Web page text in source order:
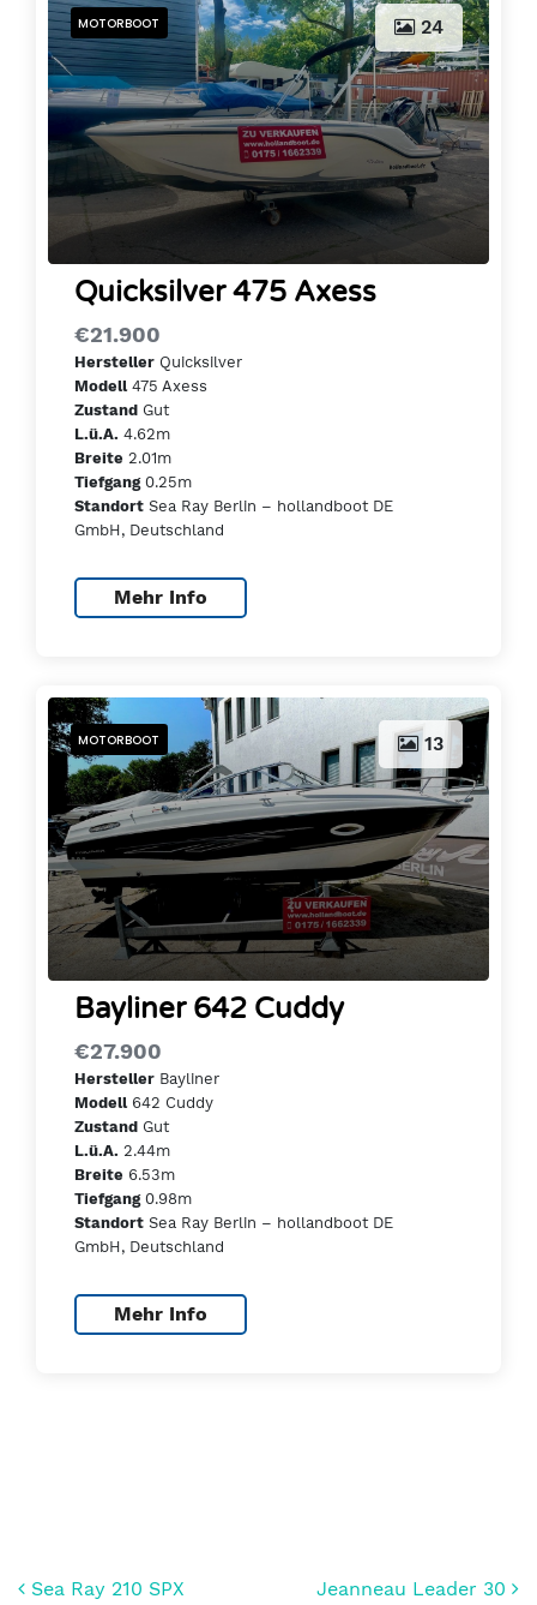
24
MOTORBOOT
Quicksilver 475 Axess
€21.900
Hersteller Quicksilver
Modell475 Axess
Zustand Gut
L.ü.A. 4.62m
Breite 2.01m
Tiefgang0.25m
Standort Sea Ray Berlin – hollandboot DE
GmbH, Deutschland
Mehr Info
13
MOTORBOOT
Bayliner 642 Cuddy
€27.900
Hersteller Bayliner
Modell642 Cuddy
Zustand Gut
L.ü.A. 2.44m
Breite 6.53m
Tiefgang0.98m
Standort Sea Ray Berlin – hollandboot DE
GmbH, Deutschland
Mehr Info
Beitrags-Navigation
Sea Ray 210 SPX Jeanneau Leader 30